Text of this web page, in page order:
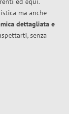
ma anche
dettagliata e
senza